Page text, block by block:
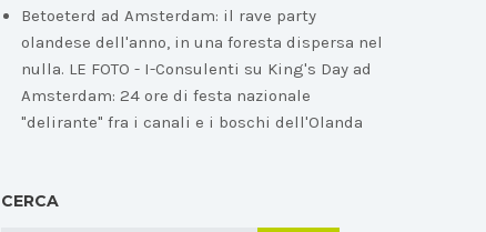
Betoeterd ad Amsterdam: il rave party
olandese dell'anno, in una foresta dispersa nel
nulla. LE FOTO - I-Consulenti su King's Day ad
Amsterdam: 24 ore di festa nazionale
"delirante" fra i canali e i boschi dell'Olanda
CERCA